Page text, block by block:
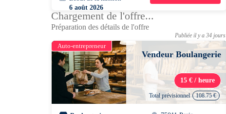
6 août 2026
13h00 - 21h45
Chargement de l'offre...
Préparation des détails de l'offre
Publiée il y a 34 jours
Auto-entrepreneur
Vendeur Boulangerie
15 € / heure
Total prévisionnel 108.75 €